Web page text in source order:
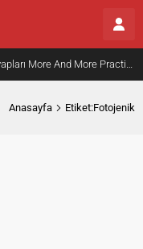
2. Sınıf İngilizce Ders Kitabı Cevapları More And More Practice Book Kurmay Elt Sayfa 30
Anasayfa Etiket:Fotojenik